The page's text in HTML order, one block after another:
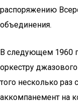
распоряжению
объединения.
В следующем 1960
оркестру
того несколько раз
аккомпанемент на